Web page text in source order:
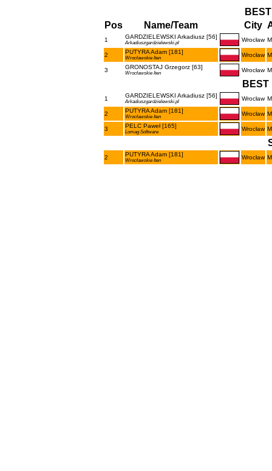
Pos
Name/Team City
1 GARDZIELEWSKI Arkadiusz [56]
Arkadiuszgardzielewski.pl Wrocław
2 PUTYRA Adam [181]
Wrocławskie Iten Wrocław
3 GRONOSTAJ Grzegorz [63]
Wrocławskie Iten Wrocław
BEST
1 GARDZIELEWSKI Arkadiusz [56]
Arkadiuszgardzielewski.pl Wrocław
2 PUTYRA Adam [181]
Wrocławskie Iten Wrocław
3 PELC Paweł [165]
Lomag Software Wrocław
2 PUTYRA Adam [181]
Wrocławskie Iten Wrocław